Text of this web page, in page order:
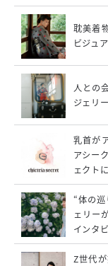
耽美着
ビジュ
人との
ジェリ
乳首が
アシー
ェクト
“体の
ェリー
インタ
Z世代